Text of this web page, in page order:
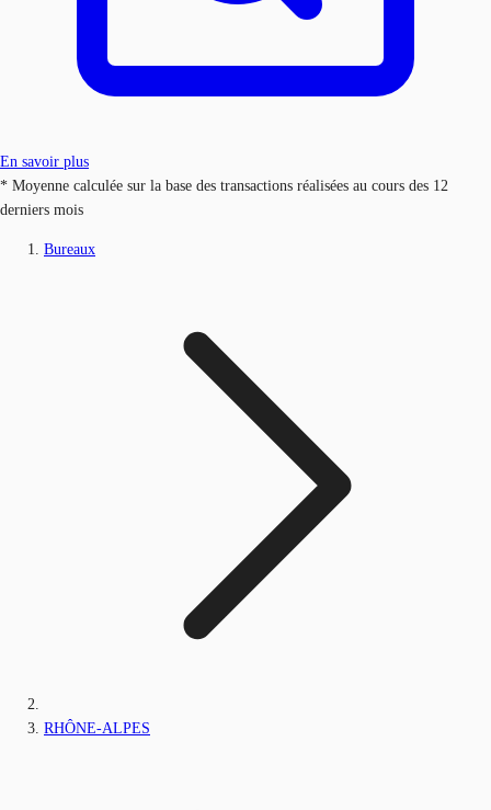
En savoir plus
* Moyenne calculée sur la base des transactions réalisées au cours des 12
derniers mois
Bureaux
RHÔNE-ALPES